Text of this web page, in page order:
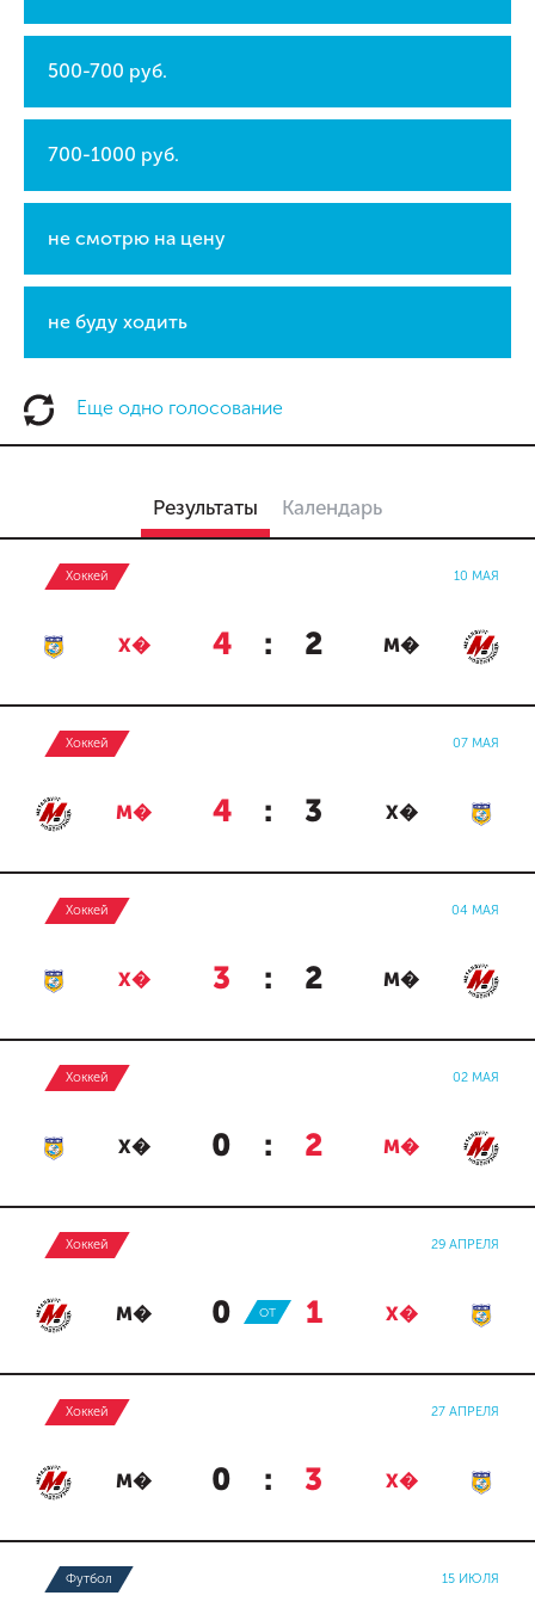
500-700 руб.
700-1000 руб.
не смотрю на цену
не буду ходить
Еще одно голосование
Результаты Календарь
Хоккей 10 МАЯ
Х� 4 : 2 М�
Хоккей 07 МАЯ
М� 4 : 3 Х�
Хоккей 04 МАЯ
Х� 3 : 2 М�
Хоккей 02 МАЯ
Х� 0 : 2 М�
Хоккей 29 АПРЕЛЯ
М� 0 : 1 Х�
ОТ
Хоккей 27 АПРЕЛЯ
М� 0 : 3 Х�
Футбол 15 ИЮЛЯ